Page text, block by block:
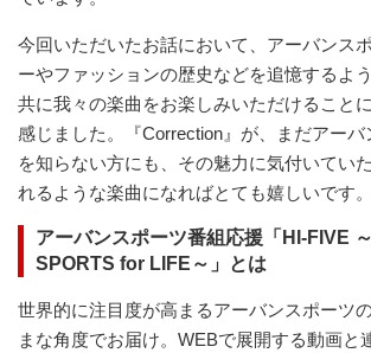
今回いただいたお話において、アーバンス
ーやファッションの歴史などを追憶するよ
共に我々の楽曲をお楽しみいただけること
感じました。『Correction』が、まだアー
を知らない方にも、その魅力に気付いてい
れるような楽曲になればとても嬉しいです。
アーバンスポーツ番組応援「HI-FIVE
SPORTS for LIFE～」とは
世界的に注目度が高まるアーバンスポーツ
まな角度でお届け。WEBで展開する動画と